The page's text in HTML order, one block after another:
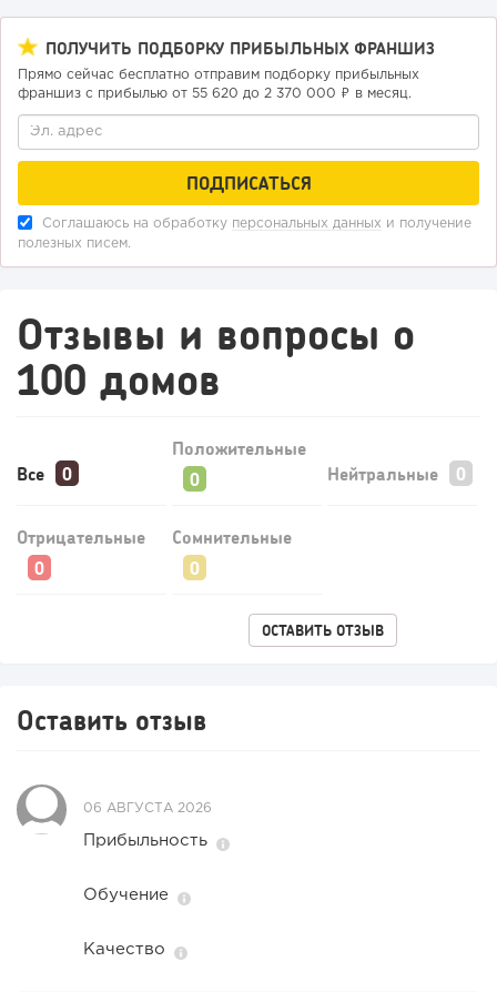
Отзыв SSL-сертификатов у банков: как это влияет на
российский...
132
«Прибыль 20 млн в год, а я ездил на метро»: куда в
интернет-магазине...
Конференции августа 2026: лучшие мероприятия месяца
для бизнеса,...
ПОЛУЧИТЬ ПОДБОРКУ ПРИБЫЛЬНЫХ ФРАНШИЗ
Прямо сейчас бесплатно отправим подборку прибыльных
франшиз с прибылью от 55 620 до 2 370 000 ₽ в месяц.
Соглашаюсь на обработку персональных данных и получение
полезных писем.
Отзывы и вопросы о
100 домов
Все
Положительные
Нейтральные
Отрицательные Сомнительные
ОСТАВИТЬ ОТЗЫВ
Оставить отзыв
06 АВГУСТА 2026
Прибыльность
Обучение
Качество